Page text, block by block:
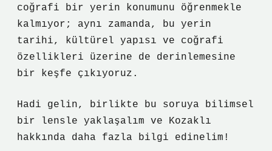
coğrafi bir yerin konumunu öğrenmekle
kalmıyor; aynı zamanda, bu yerin
tarihi, kültürel yapısı ve coğrafi
özellikleri üzerine de derinlemesine
bir keşfe çıkıyoruz.
Hadi gelin, birlikte bu soruya bilimsel
bir lensle yaklaşalım ve Kozaklı
hakkında daha fazla bilgi edinelim!